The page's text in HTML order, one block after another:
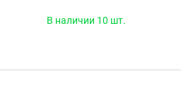
В наличии 10 шт.